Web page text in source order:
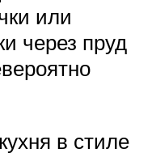
или
через пруд
в стиле